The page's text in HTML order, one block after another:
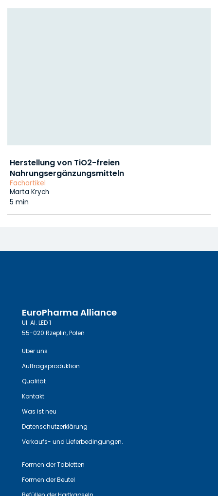
Herstellung von TiO2-freien
Nahrungsergänzungsmitteln
Fachartikel
Marta Krych
5 min
EuroPharma Alliance
Ul. Al. LED 1
55-020 Rzeplin, Polen
Über uns
Auftragsproduktion
Qualität
Kontakt
Was ist neu
Datenschutzerklärung
Verkaufs- und Lieferbedingungen.
Formen der Tabletten
Formen der Beutel